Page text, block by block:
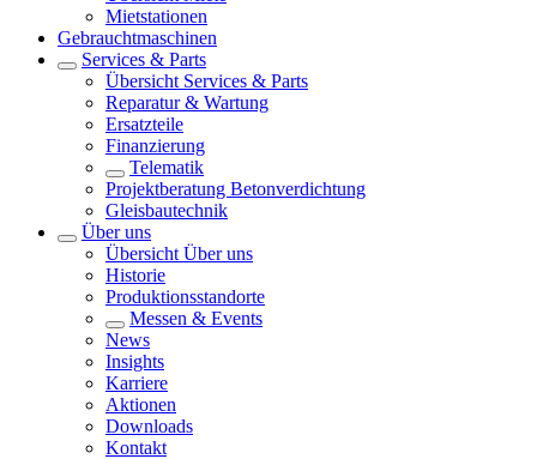
Mietstationen
Gebrauchtmaschinen
Services & Parts
Übersicht Services & Parts
Reparatur & Wartung
Ersatzteile
Finanzierung
Telematik
Projektberatung Betonverdichtung
Gleisbautechnik
Über uns
Übersicht Über uns
Historie
Produktionsstandorte
Messen & Events
News
Insights
Karriere
Aktionen
Downloads
Kontakt